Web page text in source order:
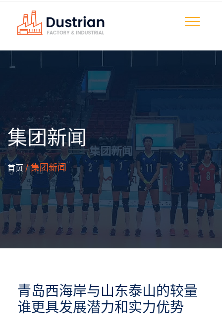
集团新闻
首页 / 集团新闻
青岛西海岸与山东泰山的较量
谁更具发展潜力和实力优势